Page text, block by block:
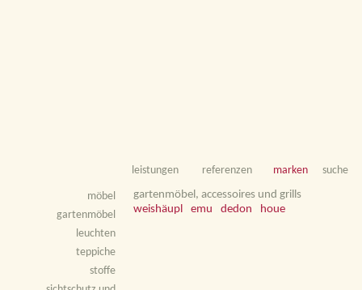
leistungen referenzen marken suche
möbel
gartenmöbel
leuchten
teppiche
stoffe
gartenmöbel, accessoires und grills
weishäupl
emu dedon houe